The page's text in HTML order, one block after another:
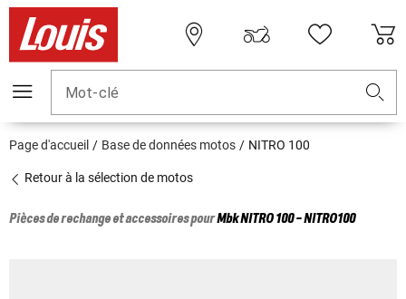
Mot-clé
Page d'accueil Base de données motos NITRO 100
Retour à la sélection de motos
Pièces de rechange et accessoires pourMbkNITRO 100 - NITRO100